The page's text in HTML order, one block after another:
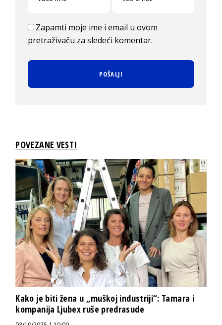
Zapamti moje ime i email u ovom
pretraživaču za sledeći komentar.
POVEZANE VESTI
Kako je biti žena u „muškoj industriji“: Tamara i
kompanija Ljubex ruše predrasude